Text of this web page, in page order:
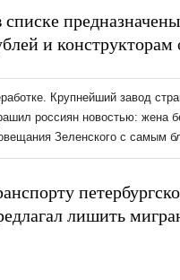
и
лишить